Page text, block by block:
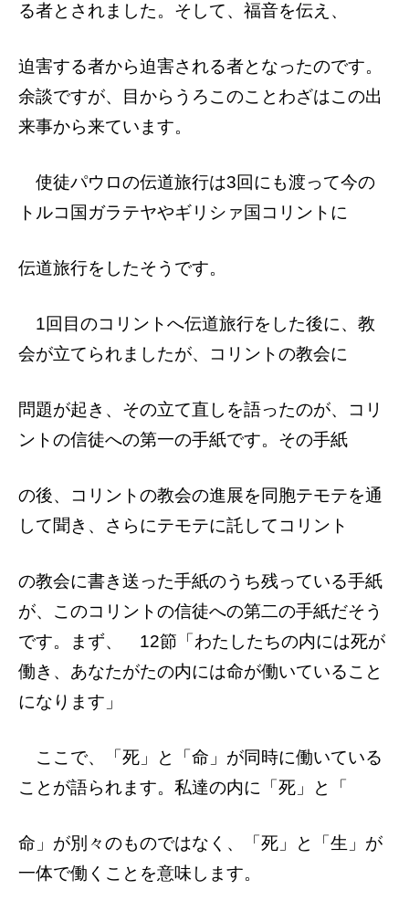
る者とされました。そして、福音を伝え、
迫害する者から迫害される者となったのです。
余談ですが、目からうろこのことわざはこの出
来事から来ています。
使徒パウロの伝道旅行は3回にも渡って今の
トルコ国ガラテヤやギリシァ国コリントに
伝道旅行をしたそうです。
1回目のコリントへ伝道旅行をした後に、 教
会が立てられましたが、コリントの教会に
問題が起き、その立て直しを語ったのが、コ リ
ントの信徒への第一の手紙です。その手紙
の後、コリントの教会の進展を同胞テモテを通
して聞き、さらにテモテに託してコリント
の教会に書き送った手紙のうち残っている手紙
が、このコリントの信徒への第二の手紙だそう
です。まず、
12節「わたしたちの内には死が
働き、あなたがたの内には命が働いていること
になります」
ここで、「死」と「命」が同時に働いている
ことが語られます。私達の内に「死」と「
命」が別々のものではなく、「死」と「生」 が
一体で働くことを意味します。